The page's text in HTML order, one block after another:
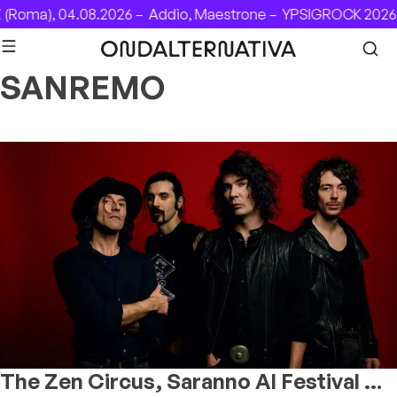
Skip to content04.08.2026 –Addio, Maestrone –YPSIGROCK 2026:
SANREMO
The Zen Circus, Saranno Al Festival Di